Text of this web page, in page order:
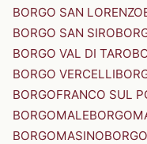
BORGO SAN LORENZO
BORGO SAN SIRO
BORGO VAL DI TARO
BORGO VERCELLI
BORGOFRANCO SUL
BORGOMALE
BORGOMASINO